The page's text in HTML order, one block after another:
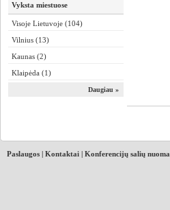
Vyksta miestuose
Visoje Lietuvoje (104)
Vilnius (13)
Kaunas (2)
Klaipėda (1)
Daugiau »
Paslaugos | Kontaktai | Konferencijų salių nuoma